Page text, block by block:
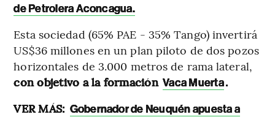
de Petrolera Aconcagua.
Esta sociedad (65% PAE - 35% Tango) invertirá
US$36 millones en un plan piloto de dos pozos
horizontales de 3.000 metros de rama lateral,
con objetivo a la formación Vaca Muerta.
VER MÁS: Gobernador de Neuquén apuesta a